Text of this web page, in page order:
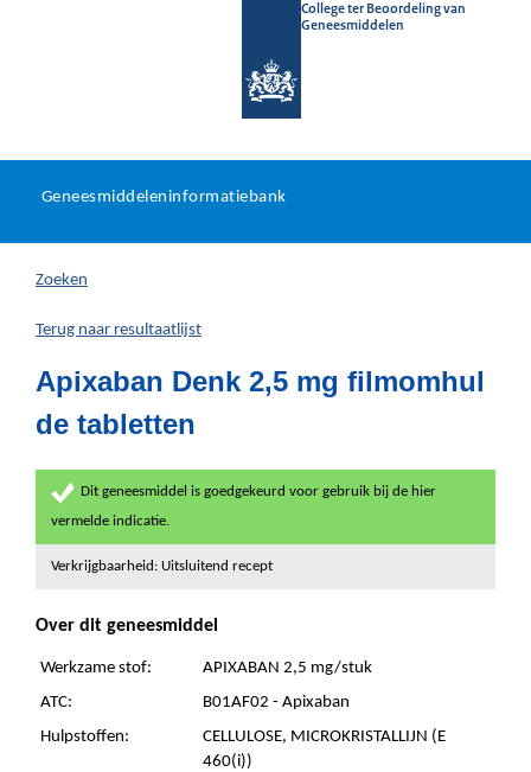
College ter Beoordeling van
Geneesmiddelen
U
hier:
Geneesmiddeleninformatiebank
Zoeken
Terug naar resultaatlijst
Apixaban Denk 2,5 mg filmomhul
de tabletten
Dit geneesmiddel is goedgekeurd voor gebruik bij de hier
vermelde indicatie.
Verkrijgbaarheid: Uitsluitend recept
Over dit geneesmiddel
Werkzame stof:
APIXABAN 2,5 mg/stuk
ATC:
B01AF02 - Apixaban
Hulpstoffen:
CELLULOSE, MICROKRISTALLIJN (E
460(i))